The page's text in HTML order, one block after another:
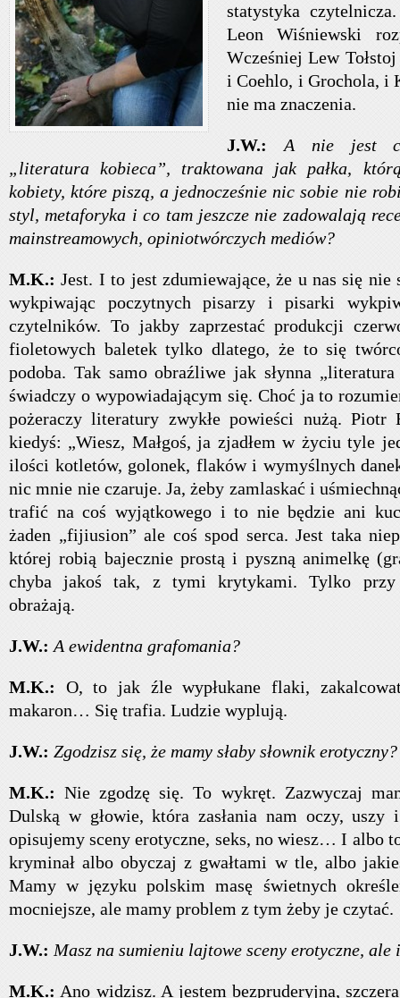
statystyka
Leon Wiśniewski
Wcześniej Lew
i Coehlo, i Grochola, i
nie ma znaczenia.
J.W.:
A nie jest
„literatura kobieca”, traktowana jak pałka,
kobiety, które piszą, a jednocześnie nic sobie nie
styl, metaforyka i co tam jeszcze nie zadowalają
mainstreamowych, opiniotwórczych mediów?
M.K.:Jest. I to jest zdumiewające, że u nas się nie
wykpiwając poczytnych pisarzy i pisarki
czytelników. To jakby zaprzestać produkcji
fioletowych baletek tylko dlatego, że to się
podoba. Tak samo obraźliwe jak słynna
świadczy o wypowiadającym się. Choć ja to
pożeraczy literatury zwykłe powieści nużą. Piotr
kiedyś: „Wiesz, Małgoś, ja zjadłem w życiu tyle
ilości kotletów, golonek, flaków i wymyślnych
nic mnie nie czaruje. Ja, żeby zamlaskać i
trafić na coś wyjątkowego i to nie będzie ani
żaden „fijiusion” ale coś spod serca. Jest taka
której robią bajecznie prostą i pyszną animelkę
chyba jakoś tak, z tymi krytykami. Tylko przy
obrażają.
J.W.: A ewidentna grafomania?
M.K.: O, to jak źle wypłukane flaki,
makaron… Się trafia. Ludzie wyplują.
J.W.: Zgodzisz się, że mamy słaby słownik erotyczny?
M.K.: Nie zgodzę się. To wykręt. Zazwyczaj
Dulską w głowie, która zasłania nam oczy,
opisujemy sceny erotyczne, seks, no wiesz… I albo
kryminał albo obyczaj z gwałtami w tle, albo
Mamy w języku polskim masę świetnych
mocniejsze, ale mamy problem z tym żeby je czytać.
J.W.: Masz na sumieniu lajtowe sceny erotyczne,
M.K.: Ano widzisz. A jestem bezpruderyjna,